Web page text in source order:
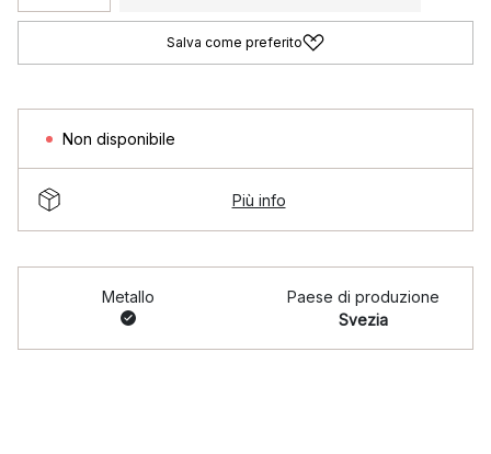
Salva come preferito
Non disponibile
Più info
Metallo
Paese di produzione
Svezia